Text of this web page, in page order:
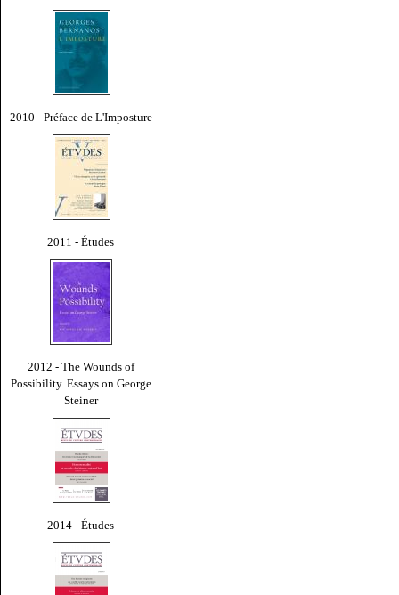
2010 - Préface de L'Imposture
2011 - Études
2012 - The Wounds of
Possibility. Essays on George
Steiner
2014 - Études